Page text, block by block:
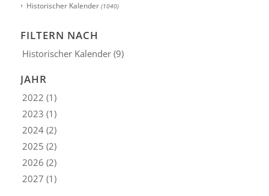
Historischer Kalender (1040)
FILTERN NACH
Historischer Kalender (9)
JAHR
2022 (1)
2023 (1)
2024 (2)
2025 (2)
2026 (2)
2027 (1)